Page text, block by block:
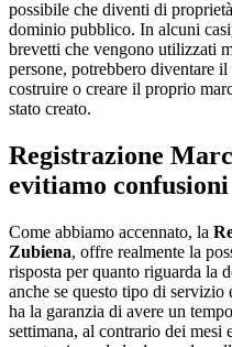
possibile che diventi di
dominio pubblico. In alcuni
brevetti che vengono utilizzati
persone, potrebbero diventare
costruire o creare il proprio
stato creato.
Registrazione
evitiamo confusioni
Come abbiamo accennato, la
Zubiena, offre realmente la
risposta per quanto riguarda la
anche se questo tipo di servizio
ha la garanzia di avere un
settimana, al contrario dei mesi